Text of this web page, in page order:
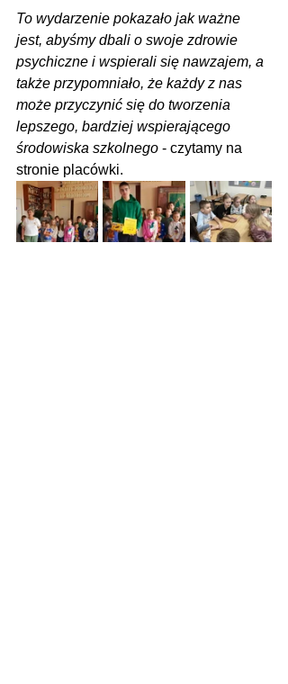
To wydarzenie pokazało jak ważne
jest, abyśmy dbali o swoje zdrowie
psychiczne i wspierali się nawzajem, a
także przypomniało, że każdy z nas
może przyczynić się do tworzenia
lepszego, bardziej wspierającego
środowiska szkolnego - czytamy na
stronie placówki.